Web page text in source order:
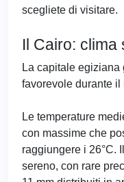
scegliete di visitare.
Il Cairo: clima
La capitale
favorevole durante il
Le temperature
con massime che
raggiungere i 26°C.
sereno, con rare